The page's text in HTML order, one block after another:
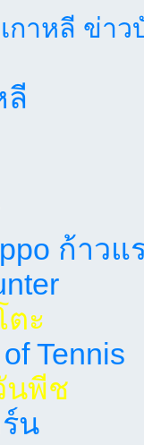
กาหลี ข่าว
ลี
ก้าวแ
ตะ
Tennis
นพีช
น